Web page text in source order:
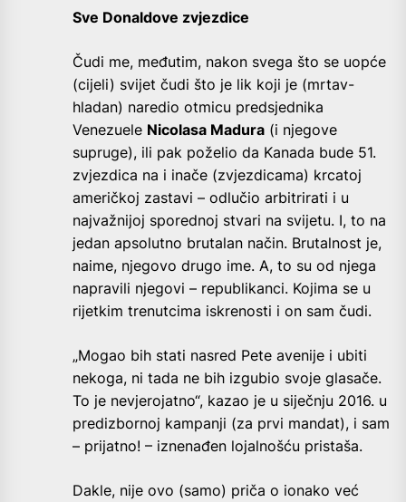
Sve Donaldove zvjezdice
Čudi me, međutim, nakon svega što se uopće
(cijeli) svijet čudi što je lik koji je (mrtav-
hladan) naredio otmicu predsjednika
Venezuele Nicolasa Madura (i njegove
supruge), ili pak poželio da Kanada bude 51.
zvjezdica na i inače (zvjezdicama) krcatoj
američkoj zastavi – odlučio arbitrirati i u
najvažnijoj sporednoj stvari na svijetu. I, to na
jedan apsolutno brutalan način. Brutalnost je,
naime, njegovo drugo ime. A, to su od njega
napravili njegovi – republikanci. Kojima se u
rijetkim trenutcima iskrenosti i on sam čudi.
„Mogao bih stati nasred Pete avenije i ubiti
nekoga, ni tada ne bih izgubio svoje glasače.
To je nevjerojatno“, kazao je u siječnju 2016. u
predizbornoj kampanji (za prvi mandat), i sam
– prijatno! – iznenađen lojalnošću pristaša.
Dakle, nije ovo (samo) priča o ionako već